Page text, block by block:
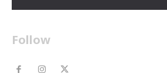
Follow